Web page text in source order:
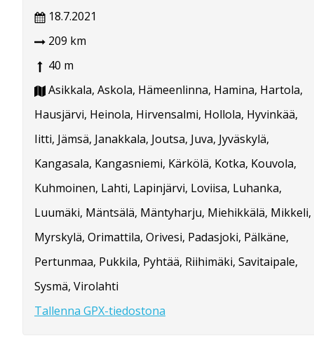
18.7.2021
209 km
40 m
Asikkala, Askola, Hämeenlinna, Hamina, Hartola,
Hausjärvi, Heinola, Hirvensalmi, Hollola, Hyvinkää,
Iitti, Jämsä, Janakkala, Joutsa, Juva, Jyväskylä,
Kangasala, Kangasniemi, Kärkölä, Kotka, Kouvola,
Kuhmoinen, Lahti, Lapinjärvi, Loviisa, Luhanka,
Luumäki, Mäntsälä, Mäntyharju, Miehikkälä, Mikkeli,
Myrskylä, Orimattila, Orivesi, Padasjoki, Pälkäne,
Pertunmaa, Pukkila, Pyhtää, Riihimäki, Savitaipale,
Sysmä, Virolahti
Tallenna GPX-tiedostona